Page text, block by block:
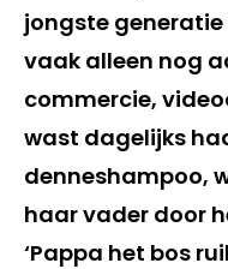
jongste
vaak alleen nog
commercie,
wast dagelijks
denneshampoo,
haar vader door
‘Pappa het bos